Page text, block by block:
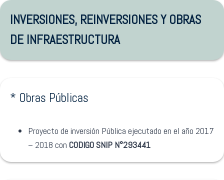
INVERSIONES, REINVERSIONES Y OBRAS
DE INFRAESTRUCTURA
* Obras Públicas
Proyecto de inversión Pública ejecutado en el año 2017
– 2018 con CODIGO SNIP N°293441